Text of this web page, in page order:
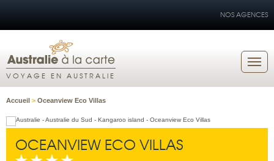
NOS AGENCES
VOYAGE EN AUSTRALIE
Accueil > Oceanview Eco Villas
OCEANVIEW ECO VILLAS